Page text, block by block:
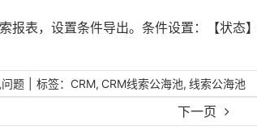
下一页
表，设置条件导出。条件设置：【状态
题 标签： CRM, CRM线索公海池, 线索公海池